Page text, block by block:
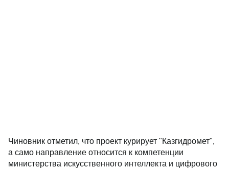
Чиновник отметил, что проект курирует "Казгидромет",
а само направление относится к компетенции
министерства искусственного интеллекта и цифрового